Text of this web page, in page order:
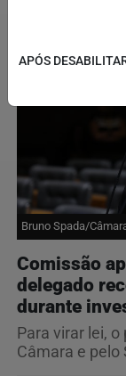
Bruno Spada/
Comissão
delegado
durante
Para virar lei,
Câmara e pelo
APÓS